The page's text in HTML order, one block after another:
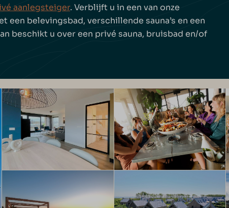
aanlegsteiger. Verblijft u in een van onze
belevingsbad, verschillende sauna’s en een
beschikt u over een privé sauna, bruisbad en/of